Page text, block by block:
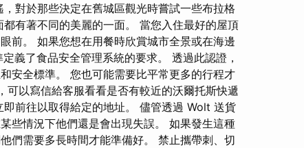
對於那些決定在舊城區觀光時嘗試一些布拉格
有著不同的美麗的一面。 當您入住最好的屋頂
前。 如果您想在用餐時欣賞城市全景或在海邊
義了食品安全管理系統的要求。 透過此認證，
安全標準。 您也可能需要比平常更多的行程才
可以寫信給客服看看是否有較近的沃爾托斯快遞
前往以取得給定的地址。 儘管透過 Wolt 送貨
些情況下他們還是會出現失誤。 如果發生這種
們需要多長時間才能準備好。 禁止攜帶刺、切